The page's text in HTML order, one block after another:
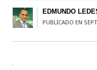
EDMUNDO
PUBLICADO EN